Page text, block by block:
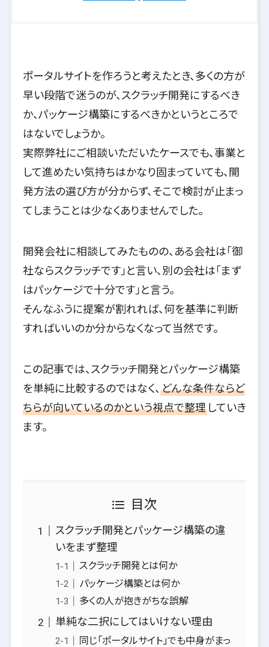
ポータルサイトを作ろうと考えたとき、多くの方が
早い段階で迷うのが、スクラッチ開発にするべき
か、パッケージ構築にするべきかというところで
はないでしょうか。
実際弊社にご相談いただいたケースでも、事業と
して進めたい気持ちはかなり固まっていても、開
発方法の選び方が分からず、そこで検討が止まっ
てしまうことは少なくありませんでした。
開発会社に相談してみたものの、ある会社は「御
社ならスクラッチです」と言い、別の会社は「まず
はパッケージで十分です」と言う。
そんなふうに提案が割れれば、何を基準に判断
すればいいのか分からなくなって当然です。
この記事では、スクラッチ開発とパッケージ構築
を単純に比較するのではなく、 どんな条件ならど
ちらが向いているのかという視点で整理していき
ます。
目次
スクラッチ開発とパッケージ構築の違
いをまず整理
スクラッチ開発とは何か
パッケージ構築とは何か
多くの人が抱きがちな誤解
単純な二択にしてはいけない理由
同じ「ポータルサイト」でも中身がまっ